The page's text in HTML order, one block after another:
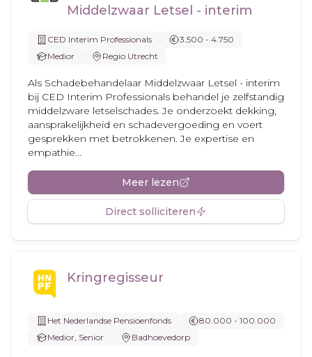
Middelzwaar Letsel - interim
CED Interim Professionals
3.500 - 4.750
Medior
Regio Utrecht
Als Schadebehandelaar Middelzwaar Letsel - interim
bij CED Interim Professionals behandel je zelfstandig
middelzware letselschades. Je onderzoekt dekking,
aansprakelijkheid en schadevergoeding en voert
gesprekken met betrokkenen. Je expertise en
empathie...
Meer lezen
Direct solliciteren
Kringregisseur
Het Nederlandse Pensioenfonds
80.000 - 100.000
Medior, Senior
Badhoevedorp